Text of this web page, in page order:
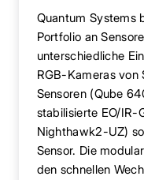
Quantum Systems
Portfolio an
unterschiedliche
RGB-Kameras von
Sensoren (Qube
stabilisierte EO/IR-
Nighthawk2-UZ)
Sensor. Die
den schnellen